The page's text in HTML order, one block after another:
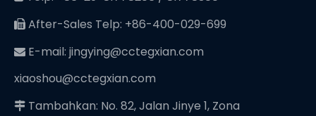
 After-Sales Telp: +86-400-029-699
 E-mail: jingying@cctegxian.com
xiaoshou@cctegxian.com
 Tambahkan: No. 82, Jalan Jinye 1, Zona